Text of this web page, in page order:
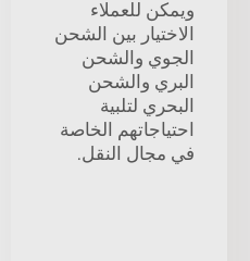
ويمكن للعملاء
الاختيار بين الشحن
الجوي والشحن
البري والشحن
البحري لتلبية
احتياجاتهم الخاصة
في مجال النقل.